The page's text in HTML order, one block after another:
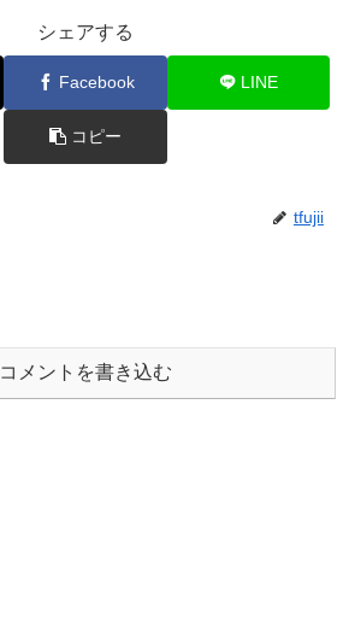
シェアする
Facebook LINE
コピー
tfujii
コメントを書き込む